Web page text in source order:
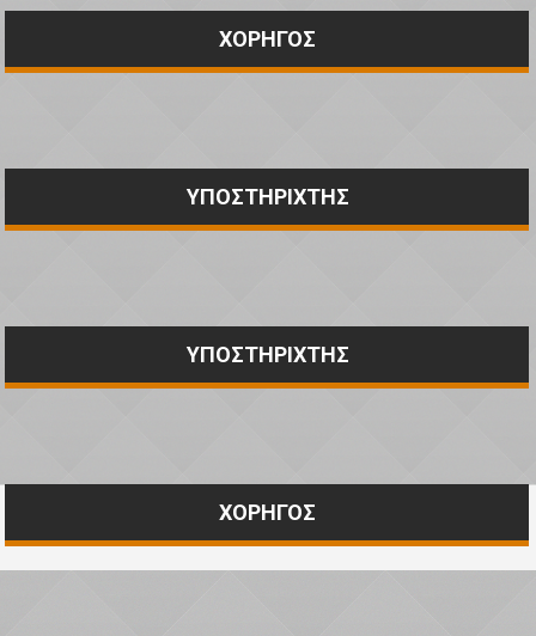
ΧΟΡΗΓΟΣ
ΥΠΟΣΤΗΡΙΧΤΗΣ
ΥΠΟΣΤΗΡΙΧΤΗΣ
ΧΟΡΗΓΟΣ